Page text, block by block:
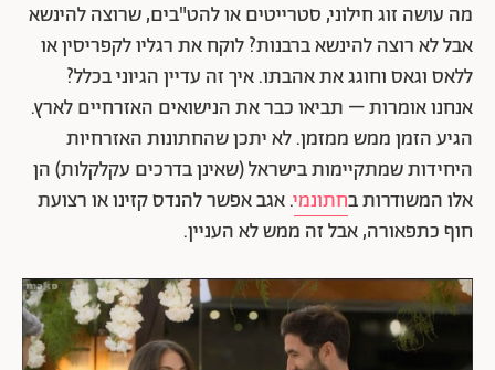
מה עושה זוג חילוני, סטרייטים או להט"בים, שרוצה להינשא
אבל לא רוצה להינשא ברבנות? לוקח את רגליו לקפריסין או
ללאס וגאס וחוגג את אהבתו. איך זה עדיין הגיוני בכלל?
אנחנו אומרות – תביאו כבר את הנישואים האזרחיים לארץ.
הגיע הזמן ממש ממזמן. לא יתכן שהחתונות האזרחיות
היחידות שמתקיימות בישראל (שאינן בדרכים עקלקלות) הן
אלו המשודרות בחתונמי. אגב אפשר להנדס קזינו או רצועת
חוף כתפאורה, אבל זה ממש לא העניין.